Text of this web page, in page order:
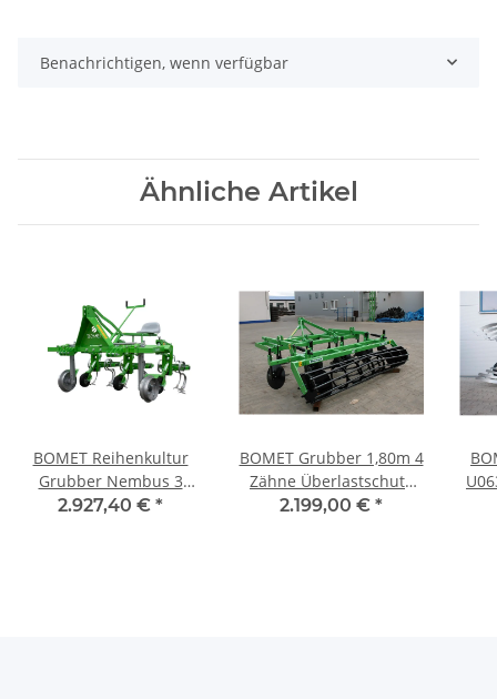
Benachrichtigen, wenn verfügbar
Ähnliche Artikel
BOMET Reihenkultur
Grubber Nembus 3
Sektionen mit
2.927,40 € *
BOMET Grubber 1,80m 4
Zähne Überlastschutz
Schraube
2.199,00 € *